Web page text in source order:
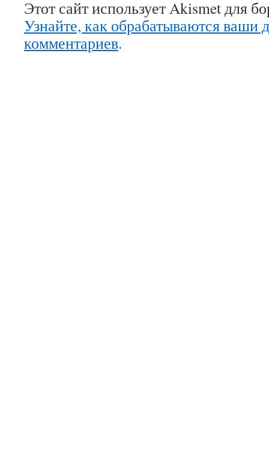
Этот сайт использует Akismet для
Узнайте, как обрабатываются ваши
комментариев.